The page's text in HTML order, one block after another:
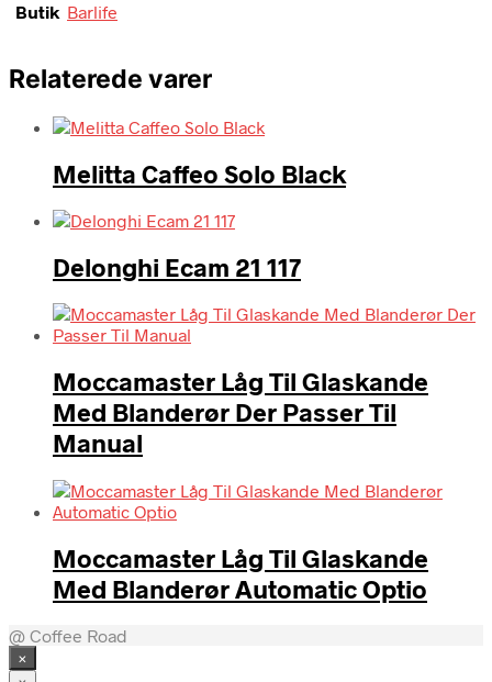
Butik Barlife
Relaterede varer
Melitta Caffeo Solo Black
Delonghi Ecam 21 117
Moccamaster Låg Til Glaskande
Med Blanderør Der Passer Til
Manual
Moccamaster Låg Til Glaskande
Med Blanderør Automatic Optio
@ Coffee Road
×